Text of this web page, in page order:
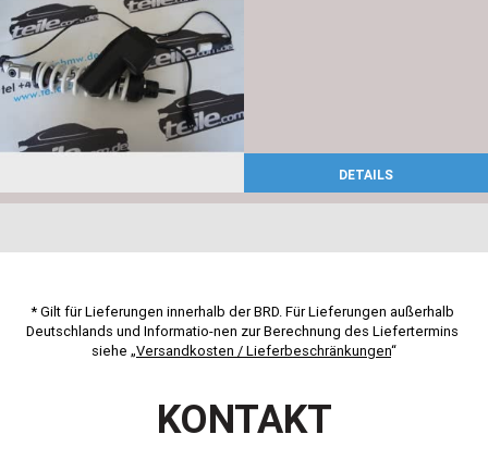
DETAILS
* Gilt für Lieferungen innerhalb der BRD. Für Lieferungen außerhalb
Deutschlands und Informatio-nen zur Berechnung des Liefertermins
siehe „Versandkosten / Lieferbeschränkungen“
KONTAKT